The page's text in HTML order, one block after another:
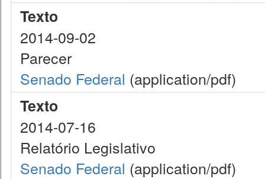
Texto
2014-09-02
Parecer
Senado Federal (application/pdf)
Texto
2014-07-16
Relatório Legislativo
Senado Federal (application/pdf)